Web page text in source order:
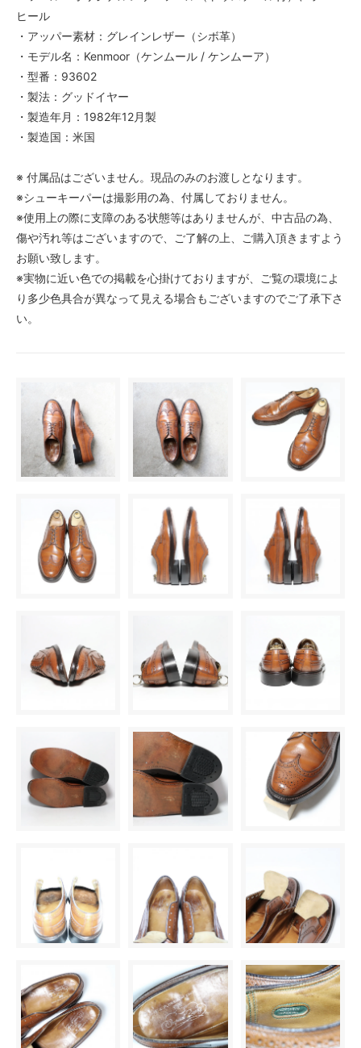
ヒール
・アッパー素材：グレインレザー（シボ革）
・モデル名：Kenmoor（ケンムール / ケンムーア）
・型番：93602
・製法：グッドイヤー
・製造年月：1982年12月製
・製造国：米国
※ 付属品はございません。現品のみのお渡しとなります。
※シューキーパーは撮影用の為、付属しておりません。
※使用上の際に支障のある状態等はありませんが、中古品の為、
傷や汚れ等はございますので、ご了解の上、ご購入頂きますよう
お願い致します。
※実物に近い色での掲載を心掛けておりますが、ご覧の環境によ
り多少色具合が異なって見える場合もございますのでご了承下さ
い。